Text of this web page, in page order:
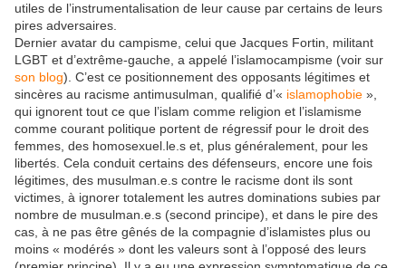
utiles de l’instrumentalisation de leur cause par certains de leurs
pires adversaires.
Dernier avatar du campisme, celui que Jacques Fortin, militant
LGBT et d’extrême-gauche, a appelé l’islamocampisme (voir sur
son blog). C’est ce positionnement des opposants légitimes et
sincères au racisme antimusulman, qualifié d’« islamophobie »,
qui ignorent tout ce que l’islam comme religion et l’islamisme
comme courant politique portent de régressif pour le droit des
femmes, des homosexuel.le.s et, plus généralement, pour les
libertés. Cela conduit certains des défenseurs, encore une fois
légitimes, des musulman.e.s contre le racisme dont ils sont
victimes, à ignorer totalement les autres dominations subies par
nombre de musulman.e.s (second principe), et dans le pire des
cas, à ne pas être gênés de la compagnie d’islamistes plus ou
moins « modérés » dont les valeurs sont à l’opposé des leurs